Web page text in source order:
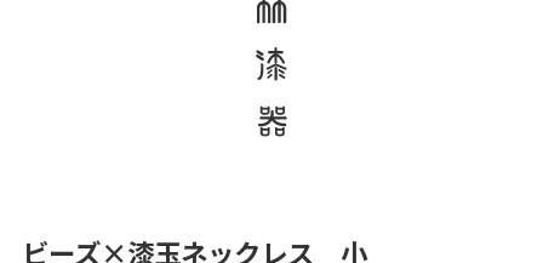
ビーズ×漆玉ネックレス 小